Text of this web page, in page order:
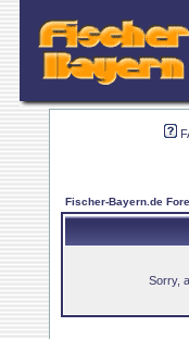
Fischer-Bayern.de
Sorry,